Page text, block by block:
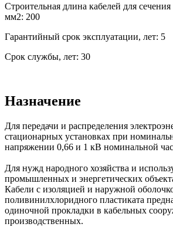
Строительная длина кабелей для
мм2: 200
Гарантийный срок эксплуатации, лет: 5
Срок службы, лет: 30
Назначение
Для передачи и распределения
стационарных установках при
напряжении 0,66 и 1 кВ номинальной
Для нужд народного хозяйства и
промышленных и энергетических
Кабели с изоляцией и наружной
поливинилхлоридного пластиката
одиночной прокладки в кабельных
производственных.